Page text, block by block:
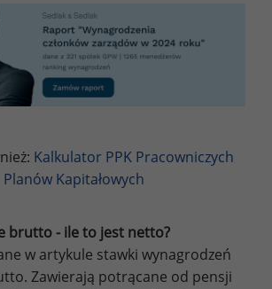
Kalkulator PPK Pracowniczych
Planów Kapitałowych
brutto - ile to jest netto?
w artykule stawki wynagrodzeń
Zawierają potrącane od pensji